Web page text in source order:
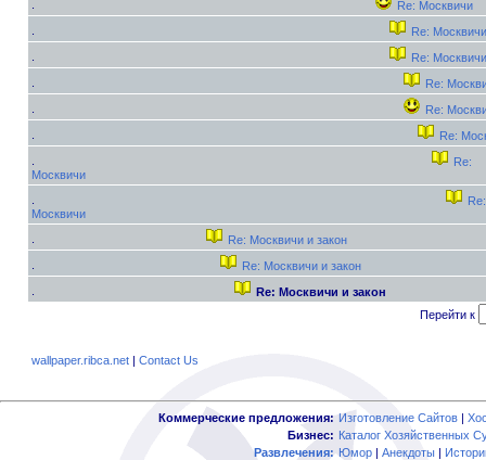
Re: Москвичи
Re: Москвичи
Re: Москвичи
Re:
Re:
Re:
Re:
Москвичи
Re:
Москвичи
Re: Москвичи и закон
Re: Москвичи и закон
Re: Москвичи и закон
Перейти к
wallpaper.ribca.net| Contact Us
Коммерческие предложения: Изготовление Сайтов |
Бизнес: Каталог Хозяйственных
Развлечения: Юмор | Анекдоты |